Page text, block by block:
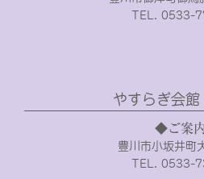
TEL. 0533-
やすらぎ会館
◆ご案
豊川市小坂井町
TEL. 0533-